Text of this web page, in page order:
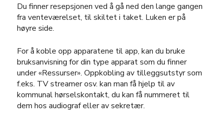
Du finner resepsjonen ved å gå ned den lange gangen
fra venteværelset, til skiltet i taket. Luken er på
høyre side.
For å koble opp apparatene til app, kan du bruke
bruksanvisning for din type apparat som du finner
under «Ressurser». Oppkobling av tilleggsutstyr som
f.eks. TV streamer osv. kan man få hjelp til av
kommunal hørselskontakt, du kan få nummeret til
dem hos audiograf eller av sekretær.